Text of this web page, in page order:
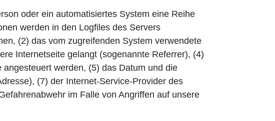
oder ein automatisiertes System eine Reihe
werden in den Logfiles des Servers
(2) das vom zugreifenden System verwendete
Internetseite gelangt (sogenannte Referrer), (4)
werden, (5) das Datum und die
(7) der Internet-Service-Provider des
im Falle von Angriffen auf unsere